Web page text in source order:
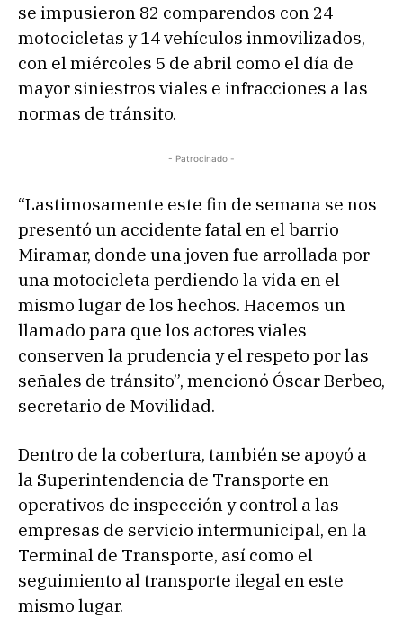
se impusieron 82 comparendos con 24
motocicletas y 14 vehículos inmovilizados,
con el miércoles 5 de abril como el día de
mayor siniestros viales e infracciones a las
normas de tránsito.
- Patrocinado -
“Lastimosamente este fin de semana se nos
presentó un accidente fatal en el barrio
Miramar, donde una joven fue arrollada por
una motocicleta perdiendo la vida en el
mismo lugar de los hechos. Hacemos un
llamado para que los actores viales
conserven la prudencia y el respeto por las
señales de tránsito”, mencionó Óscar Berbeo,
secretario de Movilidad.
Dentro de la cobertura, también se apoyó a
la Superintendencia de Transporte en
operativos de inspección y control a las
empresas de servicio intermunicipal, en la
Terminal de Transporte, así como el
seguimiento al transporte ilegal en este
mismo lugar.